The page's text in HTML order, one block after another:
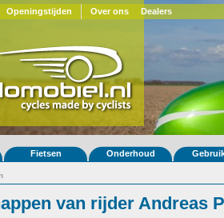
Openingstijden Over ons Dealers
Fietsen Onderhoud
van rijder Andreas